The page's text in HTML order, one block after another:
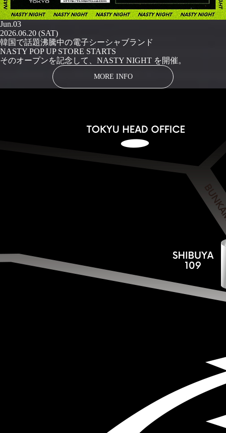
Jun.03
2026.06.20 (SAT)
韓国で話題沸騰中の電子シーシャブランド
NASTY POP UP STORE STARTS
そのオープンを記念して、NASTY NIGHT を開催。
MORE INFO